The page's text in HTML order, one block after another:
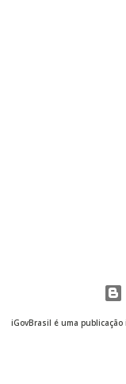
iGovBrasil é uma